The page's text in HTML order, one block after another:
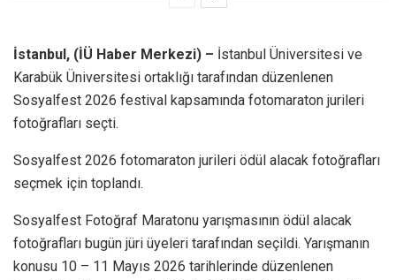
İstanbul, (İÜ Haber Merkezi) – İstanbul Üniversitesi ve
Karabük Üniversitesi ortaklığı tarafından düzenlenen
Sosyalfest 2026 festival kapsamında fotomaraton jurileri
fotoğrafları seçti.
Sosyalfest 2026 fotomaraton jurileri ödül alacak fotoğrafları
seçmek için toplandı.
Sosyalfest Fotoğraf Maratonu yarışmasının ödül alacak
fotoğrafları bugün jüri üyeleri tarafından seçildi. Yarışmanın
konusu 10 – 11 Mayıs 2026 tarihlerinde düzenlenen